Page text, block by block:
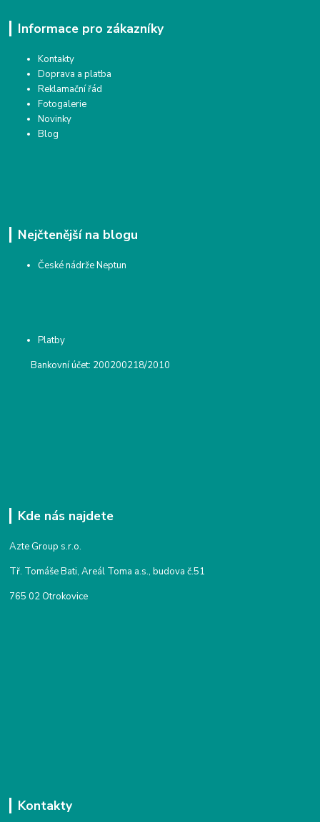
Informace pro zákazníky
Kontakty
Doprava a platba
Reklamační řád
Fotogalerie
Novinky
Blog
Nejčtenější na blogu
České nádrže Neptun
Platby
Bankovní účet: 200200218/2010
Kde nás najdete
Azte Group s.r.o.
Tř. Tomáše Bati, Areál Toma a.s., budova č.51
765 02 Otrokovice
Kontakty